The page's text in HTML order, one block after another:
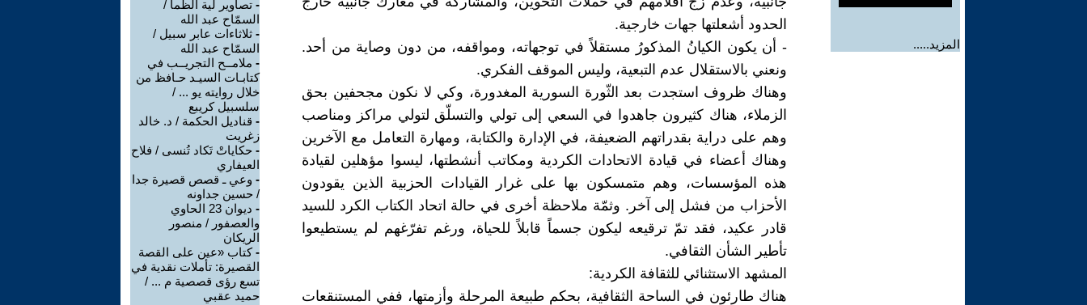
المزيد.....
الحدود أشعلتها جهات خارجية.
- أن يكون الكيانُ المذكورُ مستقلاً في توجهاته، ومواقفه، من دون وصاية من أحد.
ونعني بالاستقلال عدم التبعية، وليس الموقف الفكري.
وهناك ظروف استجدت بعد الثّورة السورية المغدورة، وكي لا نكون مجحفين بحق
الزملاء، هناك كثيرون جاهدوا في السعي إلى تولي والتسلّق لتولي مراكز ومناصب
وهم على دراية بقدراتهم الضعيفة، في الإدارة والكتابة، ومهارة التعامل مع الآخرين
وهناك أعضاء في قيادة الاتحادات الكردية ومكاتب أنشطتها، ليسوا مؤهلين لقيادة
هذه المؤسسات، وهم متمسكون بها على غرار القيادات الحزبية الذين يقودون
الأحزاب من فشل إلى آخر. وثمّة ملاحظة أخرى في حالة اتحاد الكتاب الكرد للسيد
قادر عكيد، فقد تمّ ترقيعه ليكون جسماً قابلاً للحياة، ورغم تفرّغهم لم يستطيعوا
تأطير الشأن الثقافي.
المشهد الاستثنائي للثقافة الكردية:
هناك طارئون في الساحة الثقافية، بحكم طبيعة المرحلة وأزمتها، ففي المستنقعات
- تصاوير لية الظمأ /
السمّاح عبد الله
- ثلاثاءات عابر سبيل /
السمّاح عبد الله
- ملامــح التجريــب في
كتابـات السيـد حـافظ من
خلال روايته يو ... /
سلسبيل كريبع
- قناديل الحكمة / د. خالد
زغريت
- حكاياتْ تَكاد تُنسى / فلاح
العيفاري
- وعي ـ قصص قصيرة جدا
/ حسين جداونه
-
ديوان 23 الحاوي
والعصفور / منصور
الريكان
-كتاب «عين على القصة
القصيرة: تأملات نقدية في
تسع رؤى قصصية م ... /
حميد عقبي